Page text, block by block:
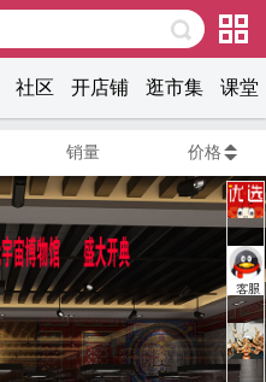
社区 开店铺 逛市集 课堂
销量 价格